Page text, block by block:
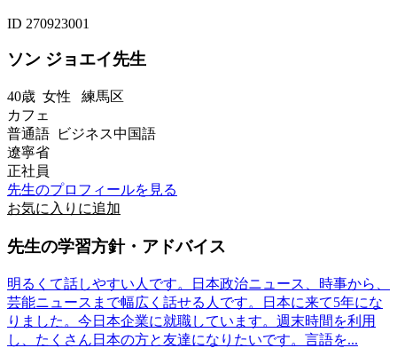
ID 270923001
ソン ジョエイ先生
40歳 女性 練馬区
カフェ
普通語 ビジネス中国語
遼寧省
正社員
先生のプロフィールを見る
お気に入りに追加
先生の学習方針・アドバイス
明るくて話しやすい人です。日本政治ニュース、時事から、
芸能ニュースまで幅広く話せる人です。日本に来て5年にな
りました。今日本企業に就職しています。週末時間を利用
し、たくさん日本の方と友達になりたいです。言語を...